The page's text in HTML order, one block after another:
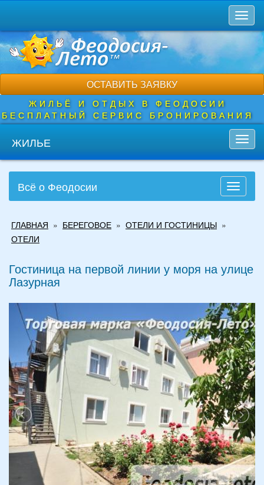
основному
содержанию
ОСТАВИТЬ ЗАЯВКУ
ЖИЛЬЁ И ОТДЫХ В ФЕОДОСИИ
БЕСПЛАТНЫЙ СЕРВИС БРОНИРОВАНИЯ
ЖИЛЬЕ
Toggle
Всё о Феодосии
здесь
ГЛАВНАЯ » БЕРЕГОВОЕ » ОТЕЛИ И ГОСТИНИЦЫ »
ОТЕЛИ
Гостиница на первой линии у моря на улице
Лазурная